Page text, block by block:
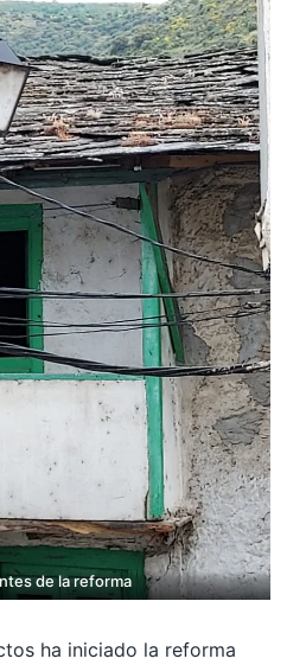
de la reforma
ha iniciado la reforma